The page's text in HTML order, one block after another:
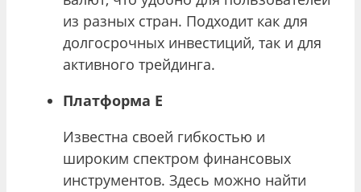
из разных стран. Подходит как для
долгосрочных инвестиций, так и для
активного трейдинга.
Платформа E
Известна своей гибкостью и
широким спектром финансовых
инструментов. Здесь можно найти